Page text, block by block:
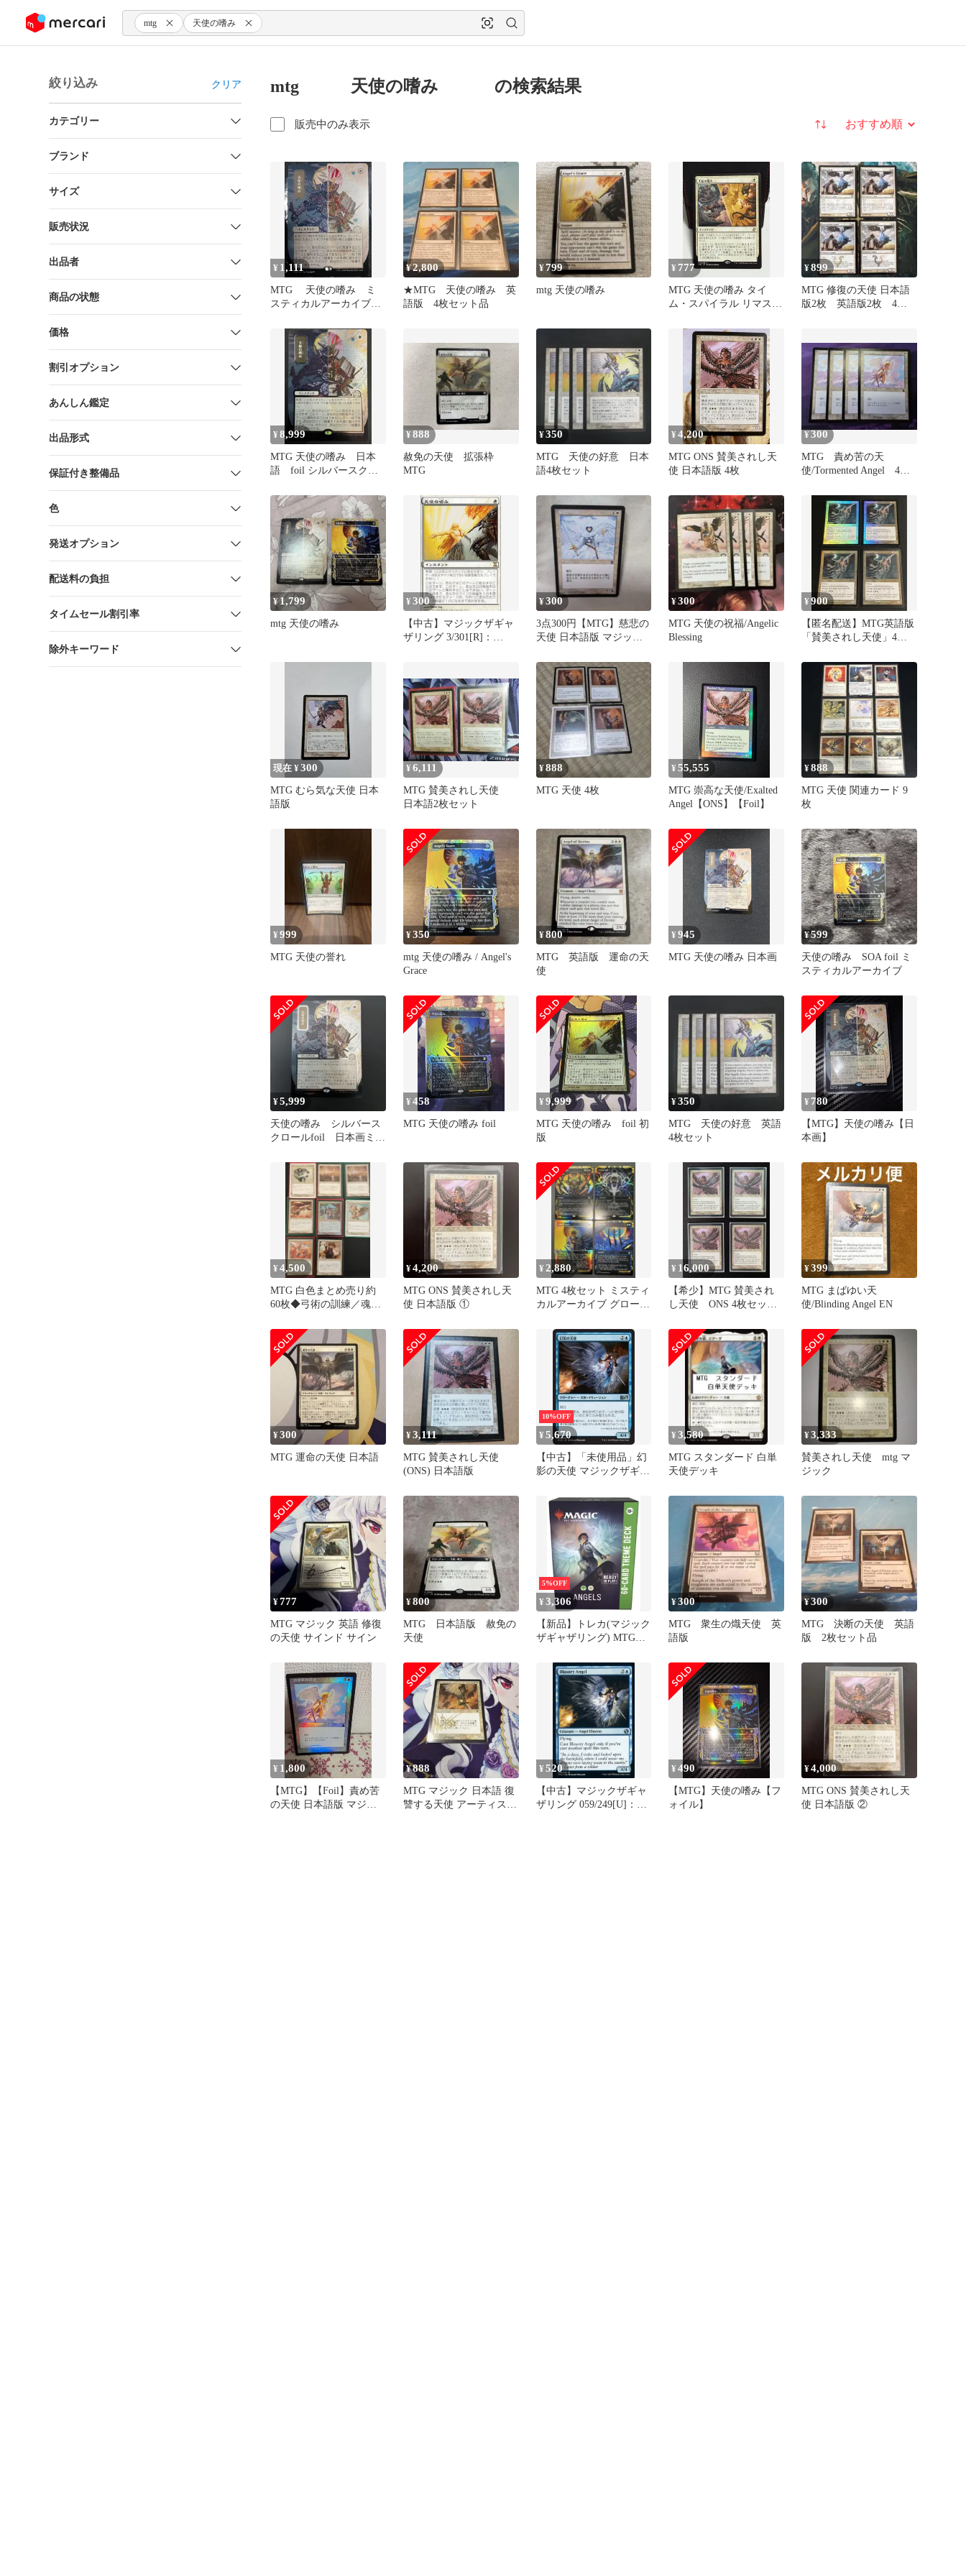
ツにスキップ mtg 天使の嗜み
絞り込み クリア
カテゴリー
ブランド
サイズ
販売状況
出品者
商品の状態
価格
割引オプション
あんしん鑑定
出品形式
保証付き整備品
色
発送オプション
配送料の負担
タイムセール割引率
除外キーワード
mtg 天使の嗜み の検索結果
販売中のみ表示 並び替え
¥ 1,111
MTG 天使の嗜み ミ
スティカルアーカイブ
ヴンの秘密
¥2,800
★MTG 天使の嗜み 英
語版 4枚セット品
¥799
mtg 天使の嗜み
¥ 777
MTG 天使の嗜み タイ
ム・スパイラル リマスタ
¥899
MTG 修復の天使 日本語
版2枚 英語版2枚 4枚
¥8,999
MTG 天使の嗜み 日本
語 foil シルバースクロ
ミスティカルアーカイ
ブ ストリクスヘイヴン
の秘密
¥888
赦免の天使 拡張枠
MTG
¥350
MTG 天使の好意 日本
語4枚セット
¥4,200
MTG ONS 賛美されし天
使 日本語版 4枚
¥300
MTG 責め苦の天
使/Tormented Angel 4枚
¥1,799
mtg 天使の嗜み
¥300
【中古】マジックザギャ
ザリング 3/301[R]：
¥300
3点300円【MTG】慈悲の
天使 日本語版 マジック
¥300
MTG 天使の祝福/Angelic
Blessing
¥900
【匿名配送】MTG英語版
「賛美されし天使」4枚
現在 ¥300
MTG むら気な天使 日本
語版
¥6,111
MTG 賛美されし天使
日本語2枚セット
¥888
MTG 天使 4枚
¥55,555
MTG 崇高な天使/Exalted
Angel【ONS】【Foil】
¥888
MTG 天使 関連カード 9
枚
¥999
MTG 天使の誉れ
¥350
mtg 天使の嗜み / Angel's
Grace
¥800
MTG 英語版 運命の天
使
¥945
MTG 天使の嗜み 日本画
¥599
天使の嗜み SOA foil ミ
スティカルアーカイブ
¥5,999
天使の嗜み シルバース
クロールfoil 日本画ミス
¥458
MTG 天使の嗜み foil
¥9,999
MTG 天使の嗜み foil 初
版
¥350
MTG 天使の好意 英語
4枚セット
¥ 780
【MTG】天使の嗜み【日
本画】
¥4,500
MTG 白色まとめ売り約
60枚◆弓術の訓練／魂の
¥4,200
MTG ONS 賛美されし天
使 日本語版 ①
¥ 2,880
MTG 4枚セット ミスティ
カルアーカイブ グローバ
¥ 16,000
【希少】MTG 賛美され
し天使 ONS 4枚セッ
¥399
MTG まばゆい天
使/Blinding Angel EN
¥300
MTG 運命の天使 日本語
¥3,111
MTG 賛美されし天使
(ONS) 日本語版
10%OFF
¥5,670
【中古】「未使用品」幻
影の天使 マジックザギャ
ット2015（M15)シングル
カード
¥3,580
MTG スタンダード 白単
天使デッキ
¥3,333
賛美されし天使 mtg マ
ジック
¥777
MTG マジック 英語 修復
の天使 サインド サイン
¥800
MTG 日本語版 赦免の
天使
5%OFF
¥3,306
【新品】トレカ(マジック
ザギャザリング) MTG
Theme Deck 天使 英語版
¥300
MTG 衆生の熾天使 英
語版
¥300
MTG 決断の天使 英語
版 2枚セット品
¥ 1,800
【MTG】【Foil】責め苦
の天使 日本語版 マジッ
¥888
MTG マジック 日本語 復
讐する天使 アーティスト
¥520
【中古】マジックザギャ
ザリング 059/249[U]：
¥490
【MTG】天使の嗜み【フ
ォイル】
¥4,000
MTG ONS 賛美されし天
使 日本語版 ②